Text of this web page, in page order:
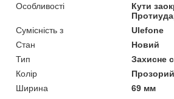
Особливості
Кути
Сумісність з
Ulefone
Стан
Новий
Тип
Захисне
Колір
Прозорий
Ширина
69 мм